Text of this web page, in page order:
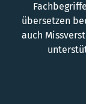
übersetzen
auch